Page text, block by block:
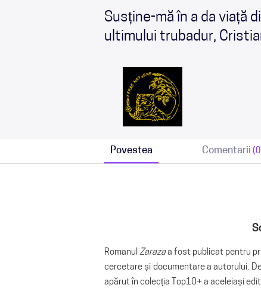
Susține-mă în a da viață
ultimului trubadur,
Povestea Comentarii
RomanulZaraza a fost publicat pentru
cercetare și documentare a autorului.
apărut în colecția Top10+ a aceleiași